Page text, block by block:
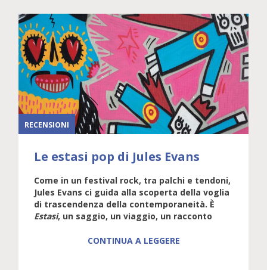
RECENSIONI
Le estasi pop di Jules Evans
Come in un festival rock, tra palchi e tendoni,
Jules Evans ci guida alla scoperta della voglia
di trascendenza della contemporaneità. È
Estasi, un saggio, un viaggio, un racconto
CONTINUA A LEGGERE